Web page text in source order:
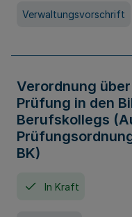
Verwaltungsvorschrift
Verordnung
Prüfung in den
Berufskollegs
BK)
In Kraft